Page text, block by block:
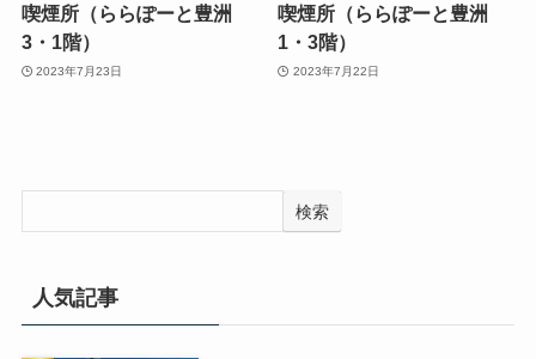
喫煙所（ららぽーと豊洲
3・1階）
2023年7月23日
喫煙所（ららぽーと豊洲
1・3階）
2023年7月22日
検索
人気記事